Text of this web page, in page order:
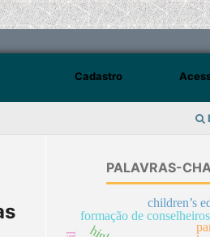
Cadastro
PALAVRAS-
formação de
children’s